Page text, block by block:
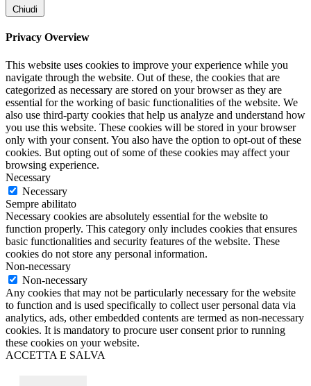
Chiudi
Privacy Overview
This website uses cookies to improve your experience while you
navigate through the website. Out of these, the cookies that are
categorized as necessary are stored on your browser as they are
essential for the working of basic functionalities of the website. We
also use third-party cookies that help us analyze and understand how
you use this website. These cookies will be stored in your browser
only with your consent. You also have the option to opt-out of these
cookies. But opting out of some of these cookies may affect your
browsing experience.
Necessary
Necessary
Sempre abilitato
Necessary cookies are absolutely essential for the website to
function properly. This category only includes cookies that ensures
basic functionalities and security features of the website. These
cookies do not store any personal information.
Non-necessary
Non-necessary
Any cookies that may not be particularly necessary for the website
to function and is used specifically to collect user personal data via
analytics, ads, other embedded contents are termed as non-necessary
cookies. It is mandatory to procure user consent prior to running
these cookies on your website.
ACCETTA E SALVA